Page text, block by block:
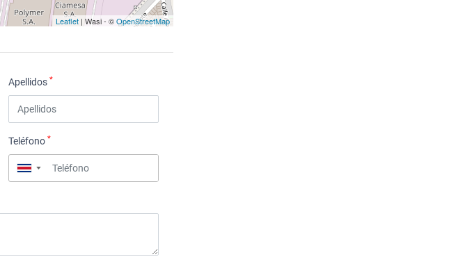
Leaflet| Wasi - ©OpenStreetMap
Apellidos*
Teléfono*
▼